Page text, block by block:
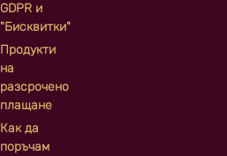
GDPR и
"Бисквитки"
Продукти
на
разсрочено
плащане
Как да
поръчам